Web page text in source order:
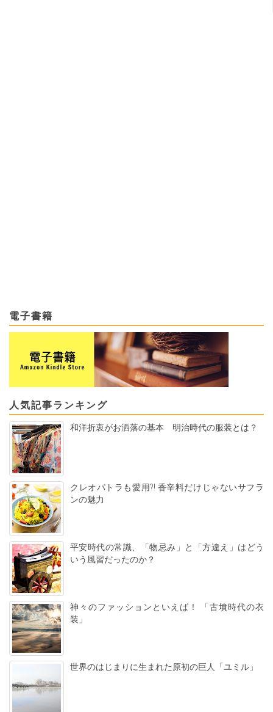
電子書籍
人気記事ランキング
和洋折衷がお洒落の基本 明治時代の服装とは？
クレオパトラも愛用?! 香辛料だけじゃないサフラ
ンの魅力
平安時代の常識、「物忌み」と「方違え」はどう
いう風習だったのか？
神々のファッションといえば！ 「古墳時代の衣
装」
世界のはじまりに生まれた原初の巨人「ユミル」